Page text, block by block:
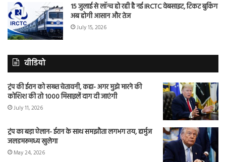
15 जुलाई से लॉन्च हो रही है नई IRCTC वेबसाइट, टिकट बुकिंग
अब होगी आसान और तेज
July 15, 2026
वीडियो
ट्रंप की ईरान को सख्त चेतावनी, कहा- अगर मुझे मारने की
कोशिश की तो 1000 मिसाइलें दाग दी जाएंगी
July 11, 2026
ट्रंप का बड़ा ऐलान- ईरान के साथ समझौता लगभग तय, हार्मुज
जलडमरूमध्य खुलेगा
May 24, 2026